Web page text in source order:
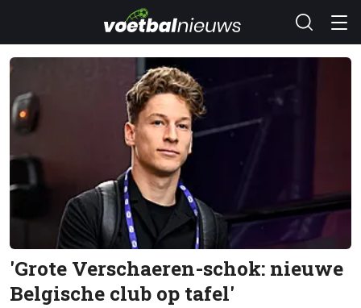
'Grote Verschaeren-schok: nieuwe
Belgische club op tafel'